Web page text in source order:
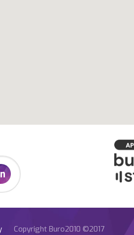
Copyright Buro2010 ©2017